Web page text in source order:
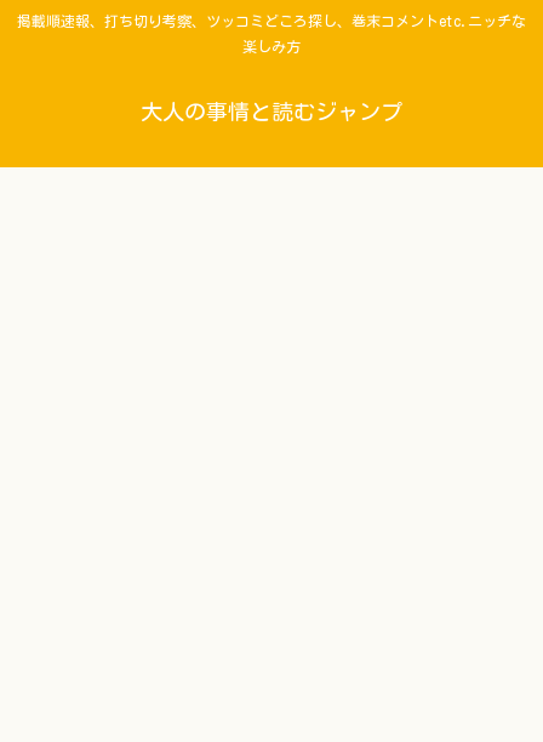
掲載順速報、打ち切り考察、ツッコミどころ探し、巻末コメントetc.ニッチな
楽しみ方
大人の事情と読むジャンプ